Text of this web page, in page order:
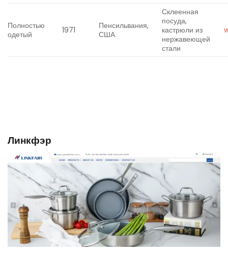
Полностью
одетый
1971
Пенсильвания,
США
Склеенная
посуда,
кастрюли из
нержавеющей
стали
Линкфэр